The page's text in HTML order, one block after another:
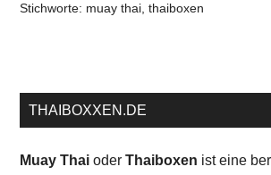
Stichworte: muay thai ,thaiboxen
THAIBOXXEN.DE
Muay Thai oderThaiboxen ist eine